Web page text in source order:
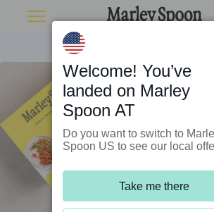
Welcome! You’ve
landed on Marley
Spoon AT
Do you want to switch to
Spoon US to see our local
Take me there